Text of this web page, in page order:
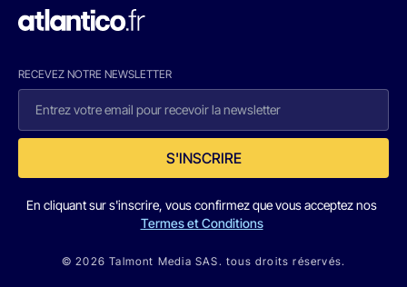
RECEVEZ NOTRE NEWSLETTER
S'INSCRIRE
En cliquant sur s'inscrire, vous confirmez que vous acceptez nos
Termes et Conditions
© 2026 Talmont Media SAS. tous droits réservés.